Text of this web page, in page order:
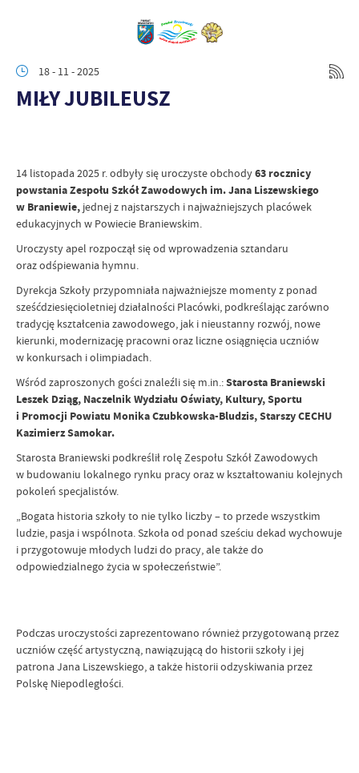
18 - 11 - 2025
MIŁY JUBILEUSZ
14 listopada 2025 r. odbyły się uroczyste obchody63 rocznicy
powstania Zespołu Szkół Zawodowych im. Jana Liszewskiego
w Braniewie, jednej z najstarszych i najważniejszych placówek
edukacyjnych w Powiecie Braniewskim.
Uroczysty apel rozpoczął się od wprowadzenia sztandaru
oraz odśpiewania hymnu.
Dyrekcja Szkoły przypomniała najważniejsze momenty z ponad
sześćdziesięcioletniej działalności Placówki, podkreślając zarówno
tradycję kształcenia zawodowego, jak i nieustanny rozwój, nowe
kierunki, modernizację pracowni oraz liczne osiągnięcia uczniów
w konkursach i olimpiadach.
Wśród zaproszonych gości znaleźli się m.in.:Starosta Braniewski
Leszek Dziąg, Naczelnik Wydziału Oświaty, Kultury, Sportu
i Promocji Powiatu Monika Czubkowska-Bludzis, Starszy CECHU
Kazimierz Samokar.
Starosta Braniewski podkreślił rolę Zespołu Szkół Zawodowych
w budowaniu lokalnego rynku pracy oraz w kształtowaniu kolejnych
pokoleń specjalistów.
„Bogata historia szkoły to nie tylko liczby – to przede wszystkim
ludzie, pasja i wspólnota. Szkoła od ponad sześciu dekad wychowuje
i przygotowuje młodych ludzi do pracy, ale także do
odpowiedzialnego życia w społeczeństwie”.
Podczas uroczystości zaprezentowano również przygotowaną przez
uczniów część artystyczną, nawiązującą do historii szkoły i jej
patrona Jana Liszewskiego, a także historii odzyskiwania przez
Polskę Niepodległości.